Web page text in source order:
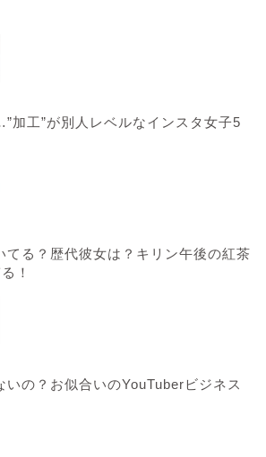
加工”が別人レベルなインスタ女子5
てる？歴代彼女は？キリン午後の紅茶
！
いの？お似合いのYouTuberビジネス